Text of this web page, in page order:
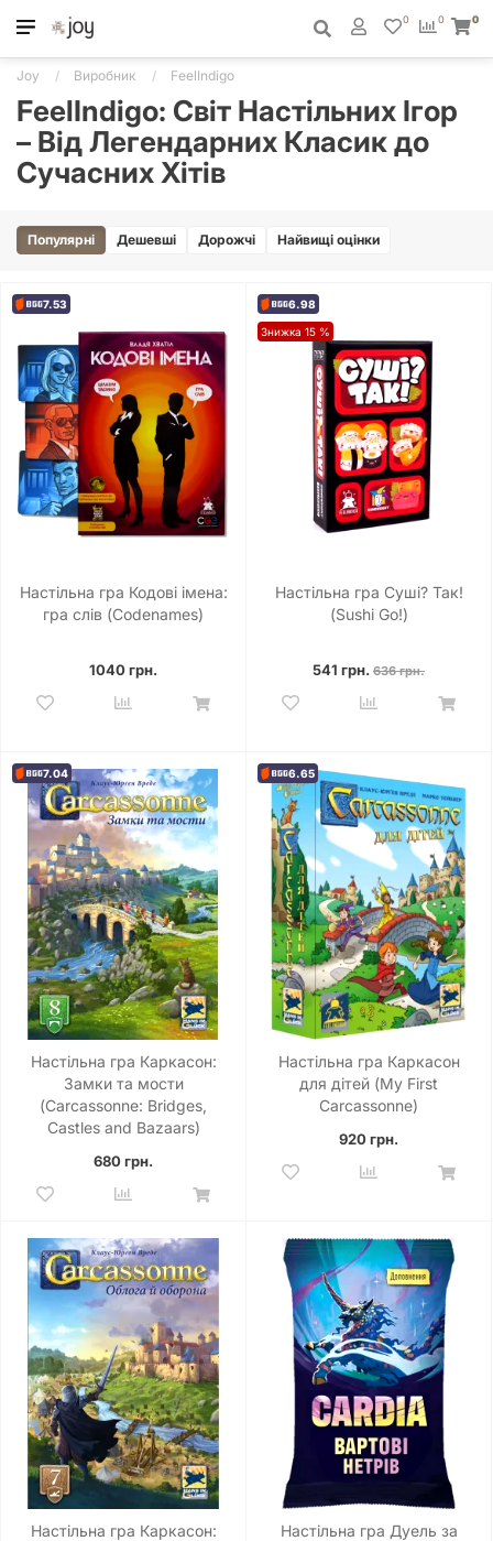
0
0 0
Joy Виробник FeelIndigo
FeelIndigo: Світ Настільних Ігор
– Від Легендарних Класик до
Сучасних Хітів
Популярні Дешевші Дорожчі Найвищі оцінки
7.53
Настільна гра Кодові імена:
гра слів (Codenames)
1040 грн.
6.98
Знижка 15 %
Настільна гра Суші? Так!
(Sushi Go!)
541 грн. 636 грн.
7.04
Настільна гра Каркасон:
Замки та мости
(Carcassonne: Bridges,
Castles and Bazaars)
680 грн.
6.65
Настільна гра Каркасон
для дітей (My First
Carcassonne)
920 грн.
Настільна гра Каркасон:
Настільна гра Дуель за